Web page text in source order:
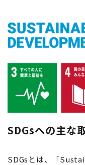
SDGsへの主な
SDGsとは、「